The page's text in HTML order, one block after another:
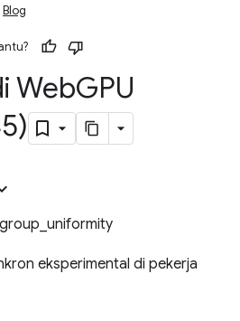
Blog
WebGPU
eksperimental di pekerja